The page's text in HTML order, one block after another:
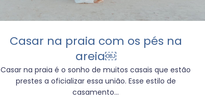
Casar na praia com os pés na
areia￼
Casar na praia é o sonho de muitos casais que estão
prestes a oficializar essa união. Esse estilo de
casamento...